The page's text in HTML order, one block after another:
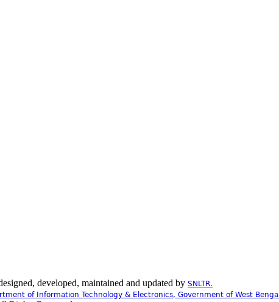
developed, maintained and updated by SNLTR.
of Information Technology & Electronics, Government of West Bengal